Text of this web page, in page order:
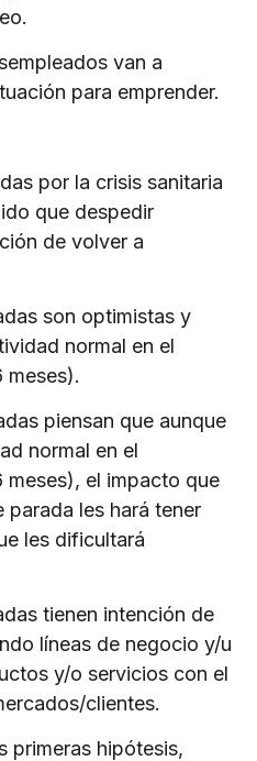
van a
para emprender.
por la crisis sanitaria
que despedir
de volver a
son optimistas y
normal en el
piensan que aunque
normal en el
el impacto que
les hará tener
les dificultará
tienen intención de
líneas de negocio y/u
y/o servicios con el
clientes.
primeras hipótesis,